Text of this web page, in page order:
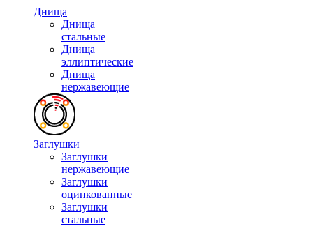
Днища
Днища
стальные
Днища
эллиптические
Днища
нержавеющие
Заглушки
Заглушки
нержавеющие
Заглушки
оцинкованные
Заглушки
стальные